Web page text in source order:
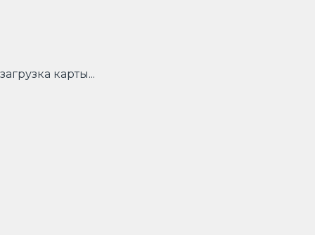
загрузка карты...